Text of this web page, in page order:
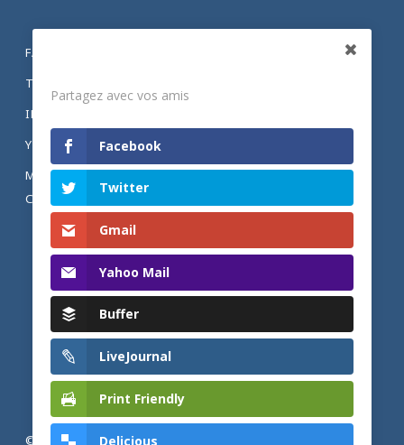
FACEBOOK
TWITTER
INSTAGRAM
YOUTUBE
MENTIONS LÉGALES ET POLITIQUE DE
CONFIDENTIALITÉ
© 2026 Actualités adventistes. Église adventiste du septième
Partagez avec vos amis
Facebook
Twitter
Gmail
Yahoo Mail
Buffer
LiveJournal
Print Friendly
Delicious